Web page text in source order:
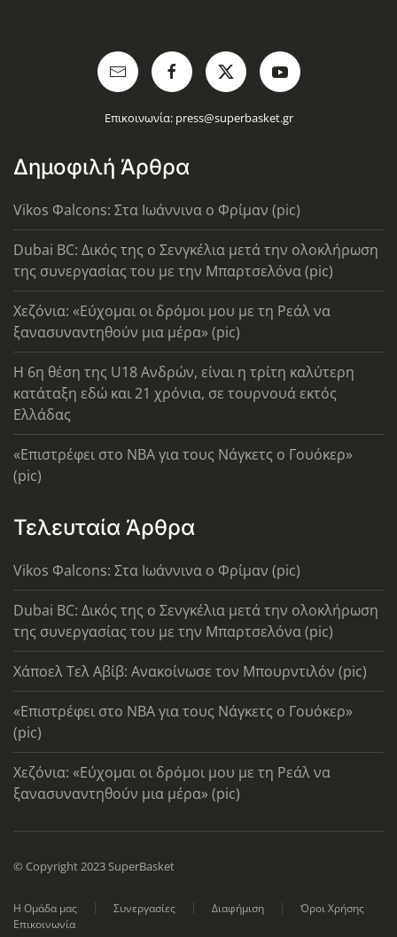
Επικοινωνία: press@superbasket.gr
Δημοφιλή Άρθρα
Vikos Φalcons: Στα Ιωάννινα ο Φρίμαν (pic)
Dubai BC: Δικός της ο Σενγκέλια μετά την ολοκλήρωση
της συνεργασίας του με την Μπαρτσελόνα (pic)
Χεζόνια: «Εύχομαι οι δρόμοι μου με τη Ρεάλ να
ξανασυναντηθούν μια μέρα» (pic)
Η 6η θέση της U18 Ανδρών, είναι η τρίτη καλύτερη
κατάταξη εδώ και 21 χρόνια, σε τουρνουά εκτός
Ελλάδας
«Επιστρέφει στο ΝΒΑ για τους Νάγκετς ο Γουόκερ»
(pic)
Τελευταία Άρθρα
Vikos Φalcons: Στα Ιωάννινα ο Φρίμαν (pic)
Dubai BC: Δικός της ο Σενγκέλια μετά την ολοκλήρωση
της συνεργασίας του με την Μπαρτσελόνα (pic)
Χάποελ Τελ Αβίβ: Ανακοίνωσε τον Μπουρντιλόν (pic)
«Επιστρέφει στο ΝΒΑ για τους Νάγκετς ο Γουόκερ»
(pic)
Χεζόνια: «Εύχομαι οι δρόμοι μου με τη Ρεάλ να
ξανασυναντηθούν μια μέρα» (pic)
© Copyright 2023 SuperBasket
Η Ομάδα μας Συνεργασίες Διαφήμιση
Όροι Χρήσης
Επικοινωνία